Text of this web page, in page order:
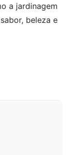
a jardinagem
beleza e